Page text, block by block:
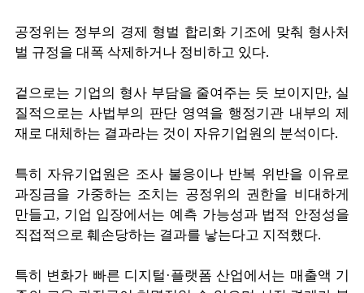
공정위는 정부의 경제 형벌 합리화 기조에 맞춰 형사처
벌 규정을 대폭 삭제하거나 정비하고 있다.
겉으로는 기업의 형사 부담을 줄여주는 듯 보이지만, 실
질적으로는 사법부의 판단 영역을 행정기관 내부의 제
재로 대체하는 결과라는 것이 자유기업원의 분석이다.
특히 자유기업원은 조사 불응이나 반복 위반을 이유로
과징금을 가중하는 조치는 공정위의 권한을 비대하게
만들고, 기업 입장에서는 예측 가능성과 법적 안정성을
직접적으로 훼손당하는 결과를 낳는다고 지적했다.
특히 변화가 빠른 디지털·플랫폼 산업에서는 매출액 기